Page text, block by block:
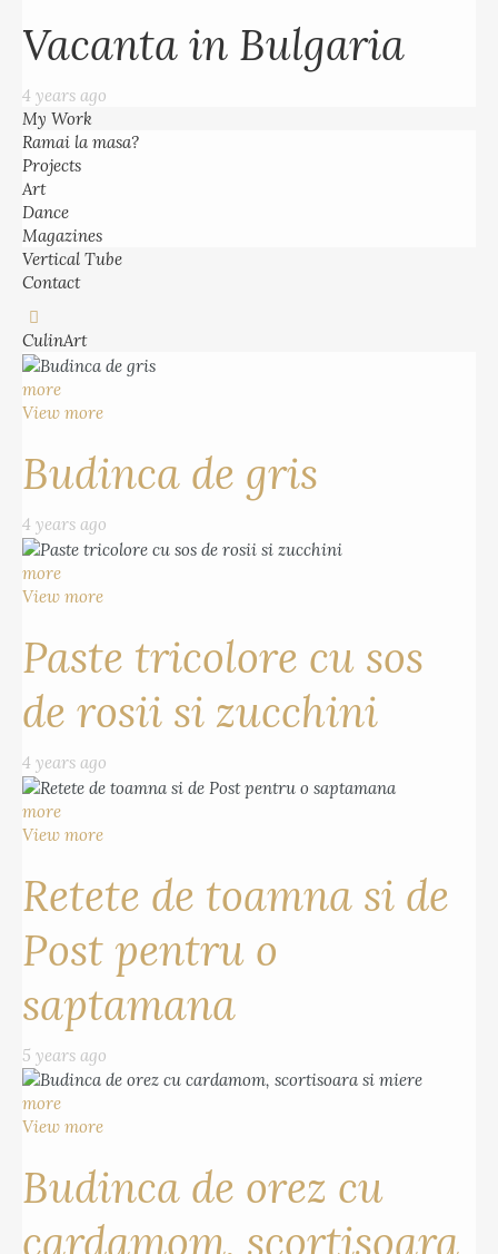
Vacanta in Bulgaria
4 years ago
My Work
Ramai la masa?
Projects
Art
Dance
Magazines
Vertical Tube
Contact
CulinArt
more
View more
Budinca de gris
4 years ago
more
View more
Paste tricolore cu sos
de rosii si zucchini
4 years ago
more
View more
Retete de toamna si de
Post pentru o
saptamana
5 years ago
more
View more
Budinca de orez cu
cardamom, scortisoara